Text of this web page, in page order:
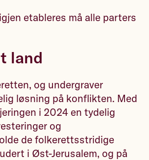
etableres må alle parters
land
og undergraver
løsning på konflikten. Med
i 2024 en tydelig
og
de folkerettsstridige
i Øst-Jerusalem, og på